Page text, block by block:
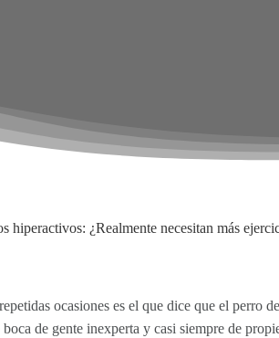
hiperactivos: ¿Realmente necesitan más
ocasiones es el que dice que el perro
de gente inexperta y casi siempre de